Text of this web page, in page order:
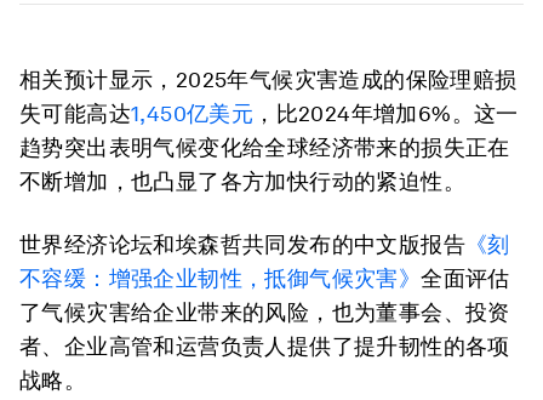
相关预计显示，2025年气候灾害造成的保险理赔损
失可能高达1,450亿美元 ，比2024年增加6%。这一
趋势突出表明气候变化给全球经济带来的损失正在
不断增加，也凸显了各方加快行动的紧迫性。
世界经济论坛和埃森哲共同发布的中文版报告 《刻
不容缓：增强企业韧性，抵御气候灾害》全面评估
了气候灾害给企业带来的风险，也为董事会、投资
者、企业高管和运营负责人提供了提升韧性的各项
战略。